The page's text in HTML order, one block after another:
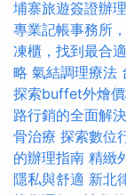
埔寨旅遊簽證辦理
專業記帳事務所
凍櫃，找到最合
略 氣結調理療法
探索buffet外燴
路行銷的全面解
骨治療 探索數位
的辦理指南 精緻
隱私與舒適 新北